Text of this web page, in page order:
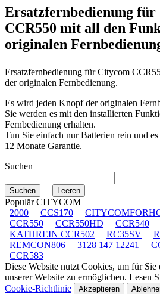
Ersatzfernbedienung für
CCR550 mit all den
originalen
Ersatzfernbedienung fürCitycom
der originalen Fernbedienung.
Es wird jeden Knopf der originalen
Sie werden es mit den installierten
Fernbedienung erhalten.
Tun Sie einfach nur Batterien rein und
12 Monate Garantie.
Suchen
Populär CITYCOM
2000
CCS170
CCR550
CCR550HD CCR540
KATHREIN CCR502
RC35SV
REMCON806
3128 147 12241
CCR583
Diese Website nutzt Cookies, um für Sie
unserer Website zu ermöglichen. Lesen
Cookie-Richtlinie
Akzeptieren